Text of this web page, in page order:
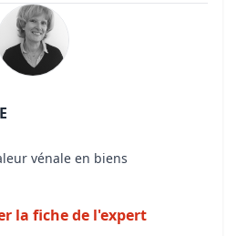
vénale en biens
la fiche de l'expert